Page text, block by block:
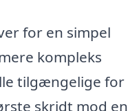
for en simpel
kompleks
tilgængelige for
skridt mod en